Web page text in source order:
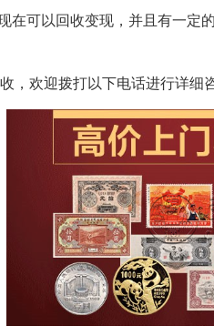
在可以回收变现，并且有一定
，欢迎拨打以下电话进行详细